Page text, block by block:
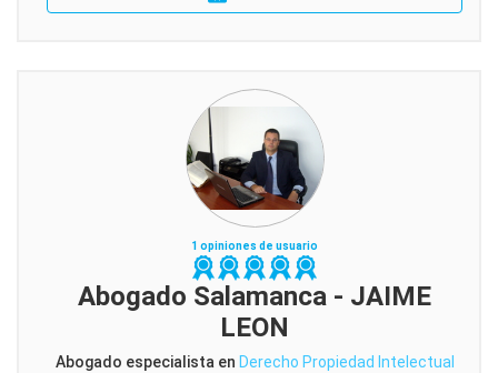
1 opiniones de usuario
Abogado Salamanca - JAIME
LEON
Abogado especialista en Derecho Propiedad Intelectual